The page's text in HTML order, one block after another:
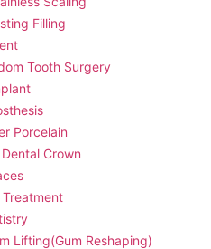
Filling
Tooth Surgery
Porcelain
Crown
Lifting(Gum Reshaping)